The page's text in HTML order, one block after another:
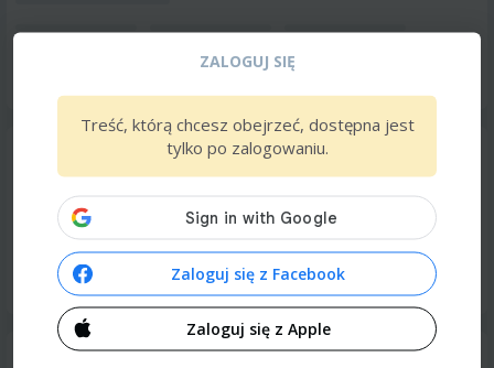
ZALOGUJ SIĘ
Treść, którą chcesz obejrzeć, dostępna jest
tylko po zalogowaniu.
Zaloguj się z Facebook
Zaloguj się z Apple